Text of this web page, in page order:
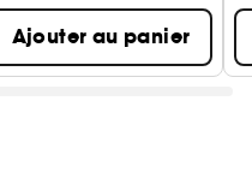
Ajouter au panier